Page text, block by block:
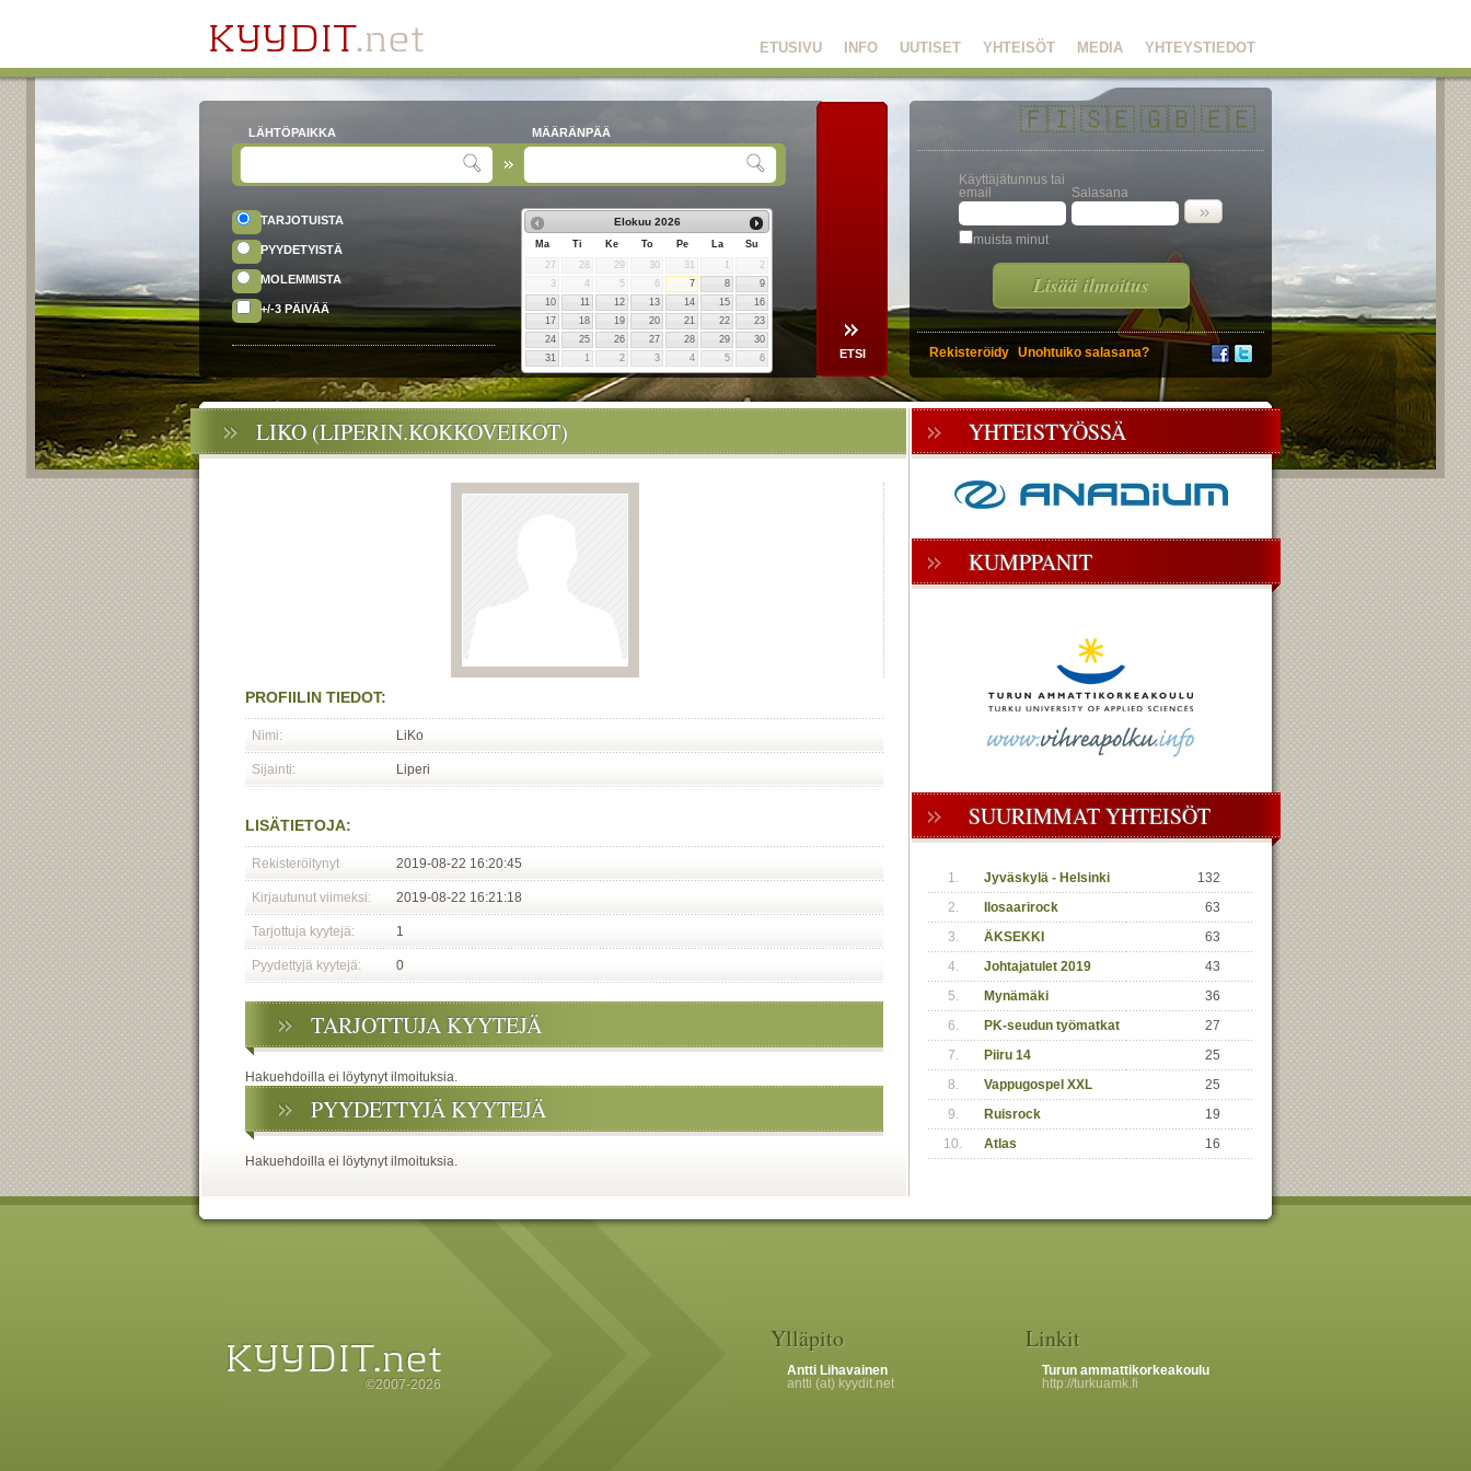
YHTEYSTIEDOT
MEDIA
YHTEISÖT
UUTISET
INFO
ETUSIVU
LÄHTÖPAIKKA MÄÄRÄNPÄÄ
TARJOTUISTA
PYYDETYISTÄ
MOLEMMISTA
+/-3 PÄIVÄÄ
Elokuu 2026
Ma Ti Ke To Pe La
Su
27
28 29 30 31
2
3
4 5 6 7 8
9
10
11 12 13 14 15
16
17
18 19 20 21 22
23
24
25 26 27 28 29
30
31
1 2 3 4 5 6
🇫🇮🇸🇪🇬🇧🇪🇪
Käyttäjätunnus tai
email
Salasana
muista minut
Lisää ilmoitus
Rekisteröidy Unohtuiko salasana?
LIKO (LIPERIN.KOKKOVEIKOT)
PROFIILIN TIEDOT:
Nimi: LiKo
Sijainti: Liperi
LISÄTIETOJA:
Rekisteröitynyt 2019-08-22 16:20:45
Kirjautunut viimeksi: 2019-08-22 16:21:18
Tarjottuja kyytejä: 1
Pyydettyjä kyytejä: 0
TARJOTTUJA KYYTEJÄ
Hakuehdoilla ei löytynyt ilmoituksia.
PYYDETTYJÄ KYYTEJÄ
Hakuehdoilla ei löytynyt ilmoituksia.
YHTEISTYÖSSÄ
KUMPPANIT
SUURIMMAT YHTEISÖT
1. Jyväskylä - Helsinki
132
2.
Ilosaarirock
63
3.
ÄKSEKKI
63
4.
Johtajatulet 2019
43
5.
Mynämäki
36
6.
PK-seudun työmatkat
27
7.
Piiru 14
25
8.
Vappugospel XXL
25
9.
Ruisrock
19
10.
Atlas 16
©2007-2026
Ylläpito
Antti Lihavainen
antti (at) kyydit.net
Linkit
Turun ammattikorkeakoulu
http://turkuamk.fi